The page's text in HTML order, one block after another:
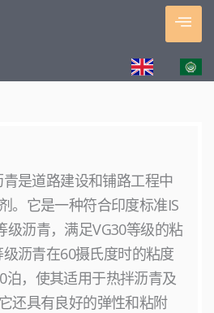
是道路建设和铺路工程中
。它是一种符合印度标准IS
级沥青，满足VG30等级的粘
沥青在60摄氏度时的粘度
泊，使其适用于热拌沥青及
还具有良好的弹性和粘附